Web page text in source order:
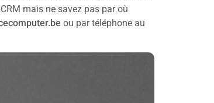
mais ne savez pas par où
ou par téléphone au